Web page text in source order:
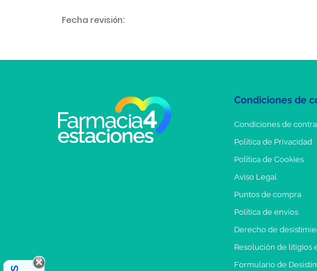
Fecha revisión:
Condiciones de
Condiciones de
Política de Privacidad
Política de Cookies
Aviso Legal
Puntos de compra
Política de envíos
Derecho de
Resolución de litigios
Formulario de